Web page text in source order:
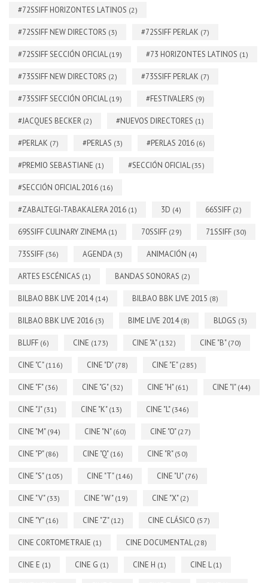
#72SSIFF HORIZONTES LATINOS (2)
#72SSIFF NEW DIRECTORS (3) #72SSIFF PERLAK (7)
#72SSIFF SECCIÓN OFICIAL(19) #73 HORIZONTES LATINOS (1)
#73SSIFF NEW DIRECTORS (2) #73SSIFF PERLAK (7)
#73SSIFF SECCIÓN OFICIAL(19) #FESTIVALERS (9)
#JACQUES BECKER (2) #NUEVOS DIRECTORES (1)
#PERLAK (7) #PERLAS (3) #PERLAS 2016 (6)
#PREMIO SEBASTIANE (1) #SECCIÓN OFICIAL(35)
#SECCIÓN OFICIAL 2016 (16)
#ZABALTEGI-TABAKALERA 2016 (1) 3D (4) 66SSIFF (2)
69SSIFF CULINARY ZINEMA (1) 70SSIFF (29) 71SSIFF (30)
73SSIFF (36) AGENDA (3) ANIMACIÓN (4)
ARTES ESCÉNICAS (1) BANDAS SONORAS (2)
BILBAO BBK LIVE 2014 (14) BILBAO BBK LIVE 2015 (8)
BILBAO BBK LIVE 2016 (3) BIME LIVE 2014 (8) BLOGS (3)
BLUFF (6) CINE (173) CINE "A" (132) CINE "B" (70)
CINE "C" (116) CINE "D" (78) CINE "E" (285)
CINE "F" (36) CINE "G" (32) CINE "H" (61) CINE "I" (44)
CINE "J" (31) CINE "K" (13) CINE "L" (346)
CINE "M" (94) CINE "N" (60) CINE "O" (27)
CINE "P" (86) CINE "Q" (16) CINE "R" (50)
CINE "S" (105) CINE "T" (146) CINE "U" (76)
CINE "V" (33) CINE "W" (19) CINE "X" (2)
CINE "Y" (16) CINE "Z" (12) CINE CLÁSICO (57)
CINE CORTOMETRAJE (1) CINE DOCUMENTAL(28)
CINE E (1) CINE G (1) CINE H (1) CINE L(1)